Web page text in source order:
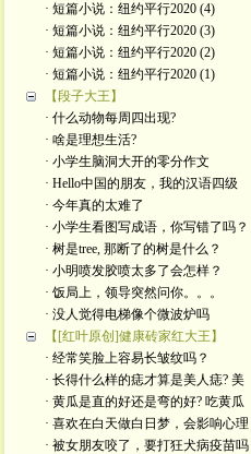
· 短篇小说：纽约平行2020 (4)
· 短篇小说：纽约平行2020 (3)
· 短篇小说：纽约平行2020 (2)
· 短篇小说：纽约平行2020 (1)
【段子大王】
· 什么动物每周四出现?
· 啥是理想生活?
· 小学生脑洞大开的零分作文
· Hello中国的朋友，我的汉语四级
· 今年真的太难了
· 小学生看图写成语，你写错了吗？
· 树是tree, 那断了的树是什么？
· 小明喷发胶喷太多了会怎样？
· 饭局上，领导突然问你。。。
· 没人觉得电梯像个微波炉吗
【[红叶原创]健康砖家红大王】
· 经常笑脸上容易长皱纹吗？
· 长得什么样的痣才算是美人痣? 美
· 黄瓜是直的好还是弯的好? 吃黄瓜
· 喜欢在白天做白日梦，会影响心理
· 被女朋友咬了，要打狂犬病疫苗吗